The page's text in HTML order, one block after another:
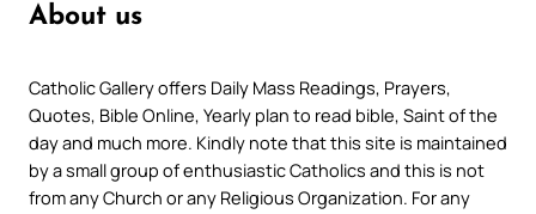
About us
Catholic Gallery offers Daily Mass Readings, Prayers,
Quotes, Bible Online, Yearly plan to read bible, Saint of the
day and much more. Kindly note that this site is maintained
by a small group of enthusiastic Catholics and this is not
from any Church or any Religious Organization. For any